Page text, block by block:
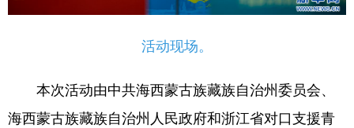
活动现场。
本次活动由中共海西蒙古族藏族自治州委员会、
海西蒙古族藏族自治州人民政府和浙江省对口支援青